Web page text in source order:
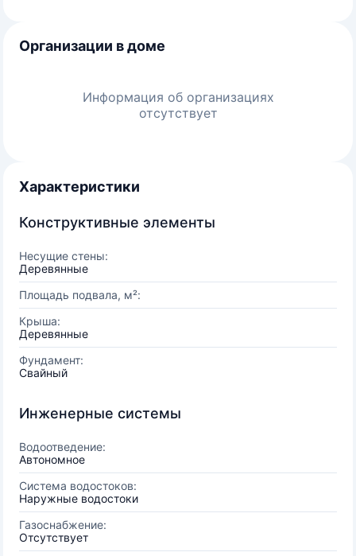
Организации в доме
Информация об организациях
отсутствует
Характеристики
Конструктивные элементы
Несущие стены:
Деревянные
Площадь подвала, м²:
Крыша:
Деревянные
Фундамент:
Свайный
Инженерные системы
Водоотведение:
Автономное
Система водостоков:
Наружные водостоки
Газоснабжение:
Отсутствует